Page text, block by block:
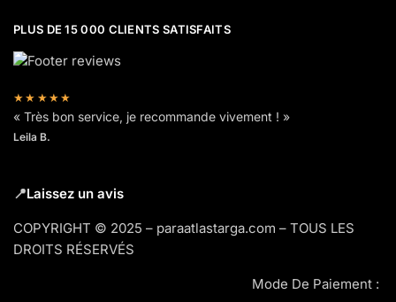
PLUS DE 15 000 CLIENTS SATISFAITS
★★★★★
« Très bon service, je recommande vivement ! »
Leila B.
📍Laissez un avis
COPYRIGHT © 2025 – paraatlastarga.com – TOUS LES
DROITS RÉSERVÉS
Mode De Paiement :